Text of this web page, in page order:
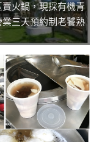
火鍋，現採有機青
三天預約制老饕熟